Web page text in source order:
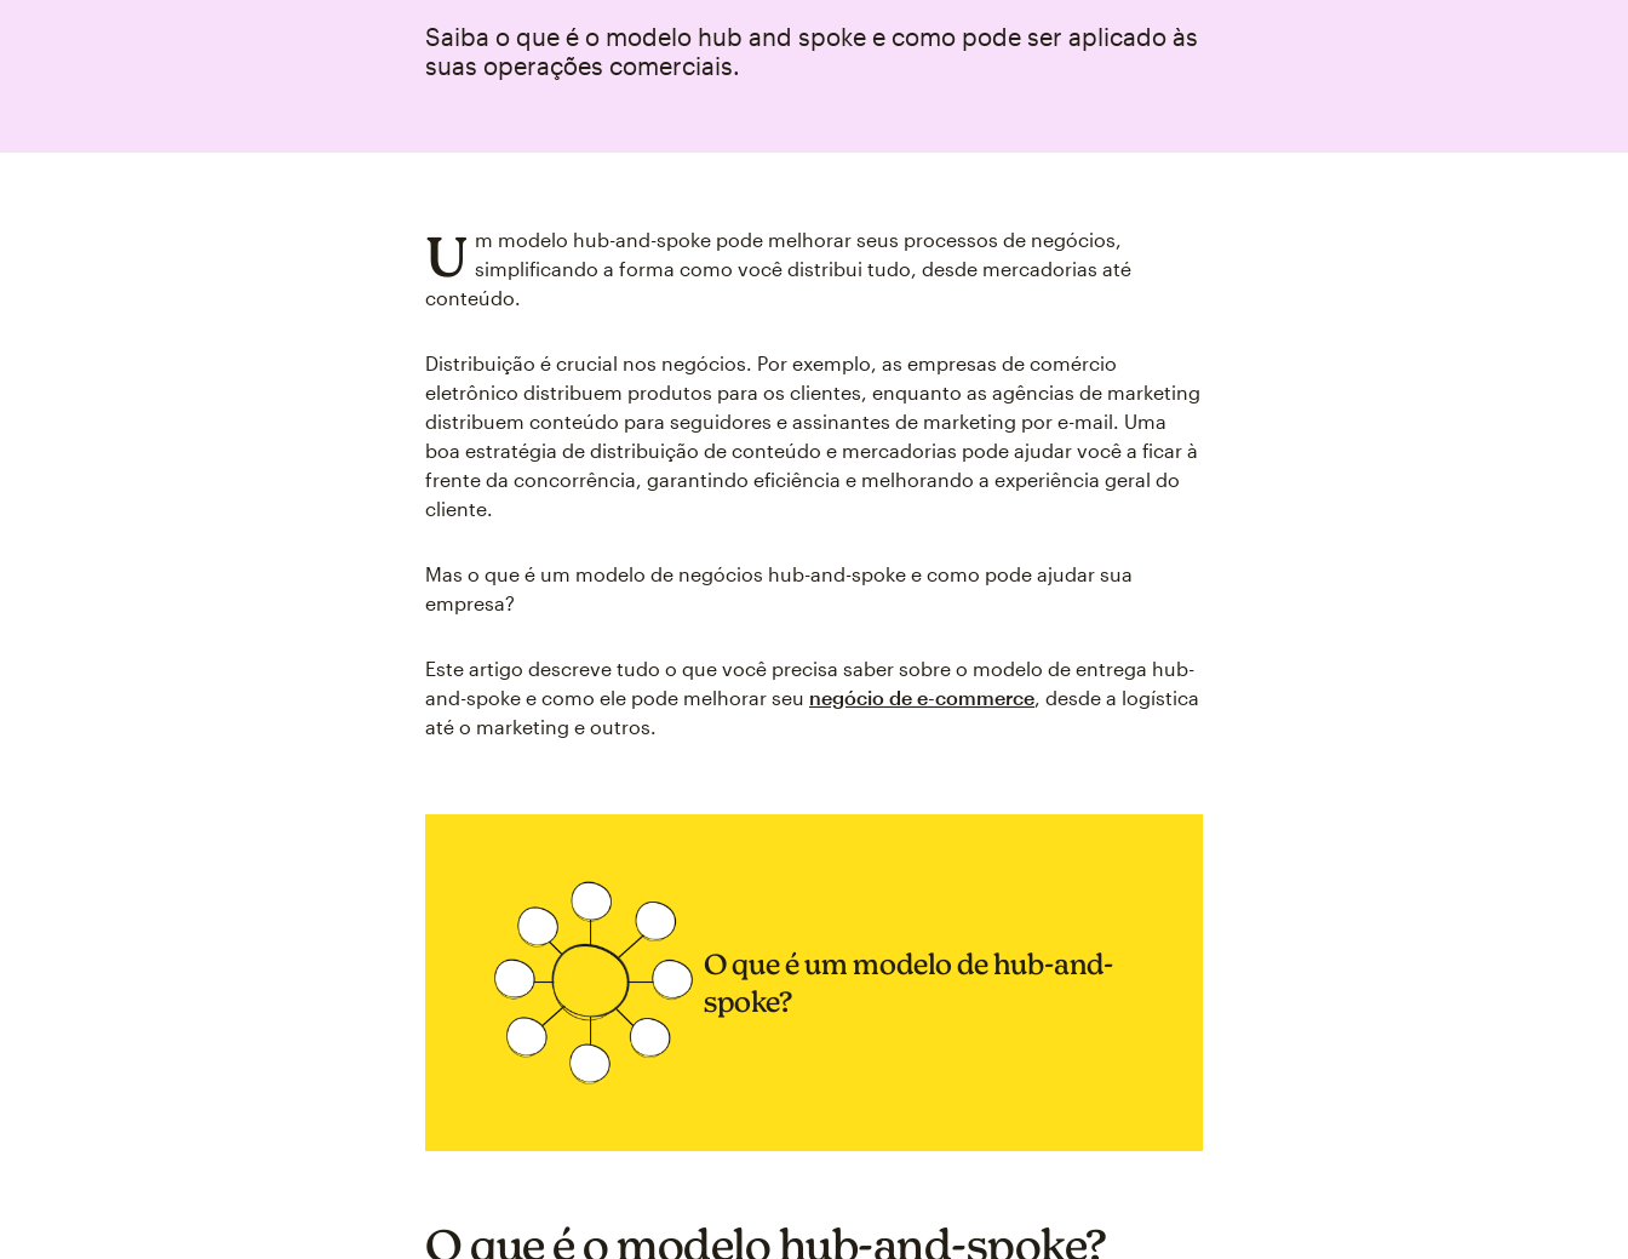
Saiba o que é o modelo hub and spoke e como pode ser aplicado às
suas operações comerciais.
U m modelo hub-and-spoke pode melhorar seus processos de negócios,
simplificando a forma como você distribui tudo, desde mercadorias até
conteúdo.
Distribuição é crucial nos negócios. Por exemplo, as empresas de comércio
eletrônico distribuem produtos para os clientes, enquanto as agências de marketing
distribuem conteúdo para seguidores e assinantes de marketing por e-mail. Uma
boa estratégia de distribuição de conteúdo e mercadorias pode ajudar você a ficar à
frente da concorrência, garantindo eficiência e melhorando a experiência geral do
cliente.
Mas o que é um modelo de negócios hub-and-spoke e como pode ajudar sua
empresa?
Este artigo descreve tudo o que você precisa saber sobre o modelo de entrega hub-
and-spoke e como ele pode melhorar seu negócio de e-commerce, desde a logística
até o marketing e outros.
O que é um modelo de hub-and-
spoke?
O que é o modelo hub-and-spoke?